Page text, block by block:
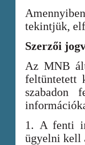
tekintjük,
Szerzői
Az MNB
feltüntetett
szabadon
1. A fenti
ügyelni kell